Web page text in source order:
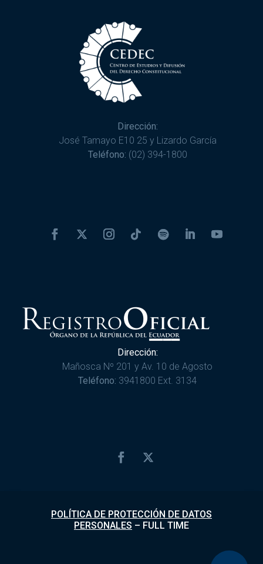
Dirección:
José Tamayo E10 25 y Lizardo García
Teléfono: (02) 394-1800
Dirección:
Mañosca Nº 201 y Av. 10 de Agosto
Teléfono: 3941800 Ext. 3134
POLÍTICA DE PROTECCIÓN DE DATOS
PERSONALES – FULL TIME